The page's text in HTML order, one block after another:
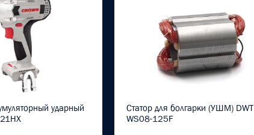
ударный
Статор для болгарки (УШМ) DWT
WS08-125F